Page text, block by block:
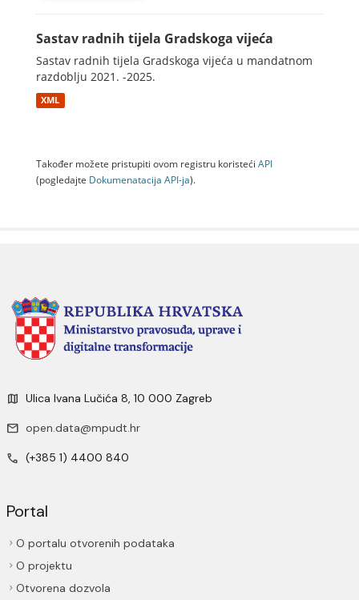
Sastav radnih tijela Gradskoga vijeća
Sastav radnih tijela Gradskoga vijeća u mandatnom
razdoblju 2021. -2025.
XML
Također možete pristupiti ovom registru koristeći API
(pogledajte Dokumenаtаcijа API-jа).